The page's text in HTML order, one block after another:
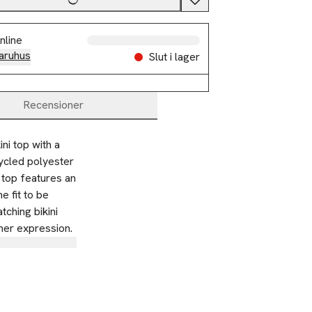
Slut i lager
Recensioner
top with a
polyester
features an
fit to be
bikini
expression.